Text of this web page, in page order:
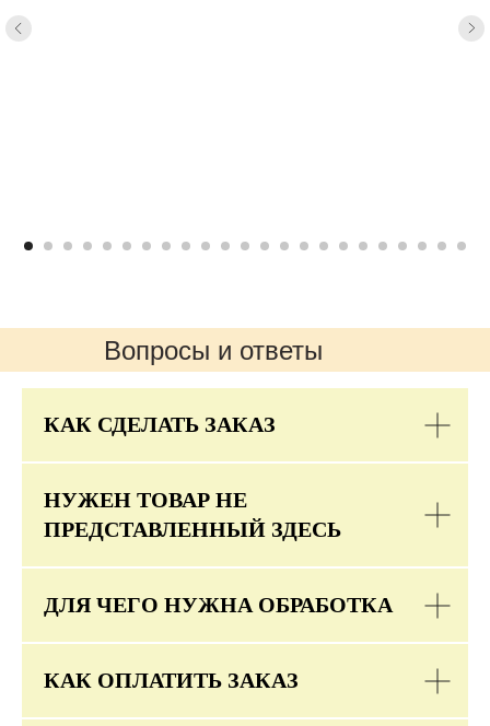
Вопросы и ответы
КАК СДЕЛАТЬ ЗАКАЗ
НУЖЕН ТОВАР НЕ
ПРЕДСТАВЛЕННЫЙ ЗДЕСЬ
ДЛЯ ЧЕГО НУЖНА ОБРАБОТКА
КАК ОПЛАТИТЬ ЗАКАЗ